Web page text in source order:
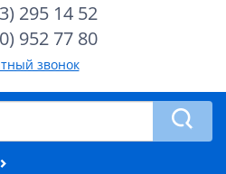
295 14 52
952 77 80
звонок